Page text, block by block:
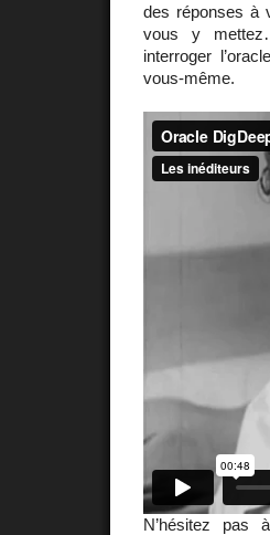
des réponses à
vous y
interroger
vous-même.
N’hésitez pas